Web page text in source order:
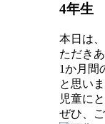
4年生
本日は
ただき
1か月間
と思い
児童に
ぜひ、